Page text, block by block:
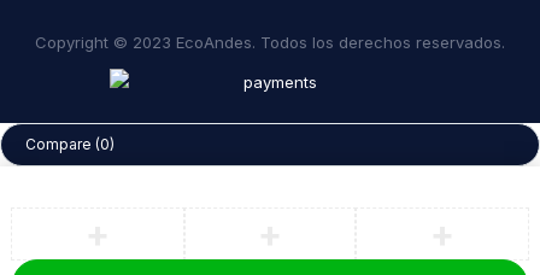
Copyright © 2023 EcoAndes. Todos los derechos reservados.
Compare (0)